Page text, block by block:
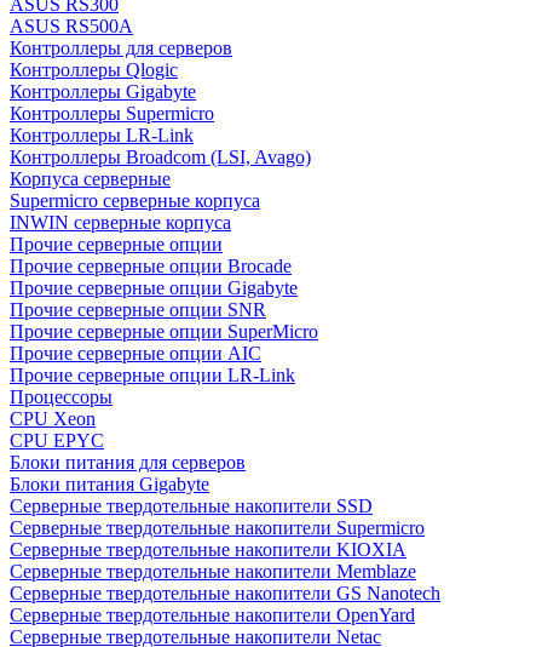
ASUS RS300
ASUS RS500A
Контроллеры для серверов
Контроллеры Qlogic
Контроллеры Gigabyte
Контроллеры Supermicro
Контроллеры LR-Link
Контроллеры Broadcom (LSI, Avago)
Корпуса серверные
Supermicro серверные корпуса
INWIN серверные корпуса
Прочие серверные опции
Прочие серверные опции Brocade
Прочие серверные опции Gigabyte
Прочие серверные опции SNR
Прочие серверные опции SuperMicro
Прочие серверные опции AIC
Прочие серверные опции LR-Link
Процессоры
CPU Xeon
CPU EPYC
Блоки питания для серверов
Блоки питания Gigabyte
Серверные твердотельные накопители SSD
Cерверные твердотельные накопители Supermicro
Cерверные твердотельные накопители KIOXIA
Cерверные твердотельные накопители Memblaze
Cерверные твердотельные накопители GS Nanotech
Серверные твердотельные накопители OpenYard
Серверные твердотельные накопители Netac